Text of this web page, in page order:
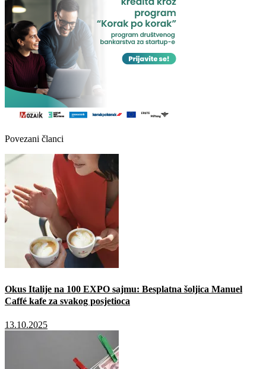
Povezani članci
Okus Italije na 100 EXPO sajmu: Besplatna šoljica Manuel
Caffé kafe za svakog posjetioca
13.10.2025